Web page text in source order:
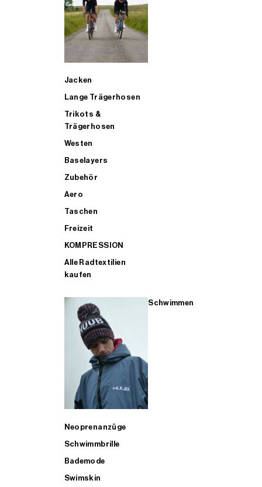
Jacken
Lange Trägerhosen
Trikots &
Trägerhosen
Westen
Baselayers
Zubehör
Aero
Taschen
Freizeit
KOMPRESSION
Alle Radtextilien
kaufen
Schwimmen
Neoprenanzüge
Schwimmbrille
Bademode
Swimskin
ALLE TRIATHLONARTIKEL FÜR MÄNNER KAUFEN